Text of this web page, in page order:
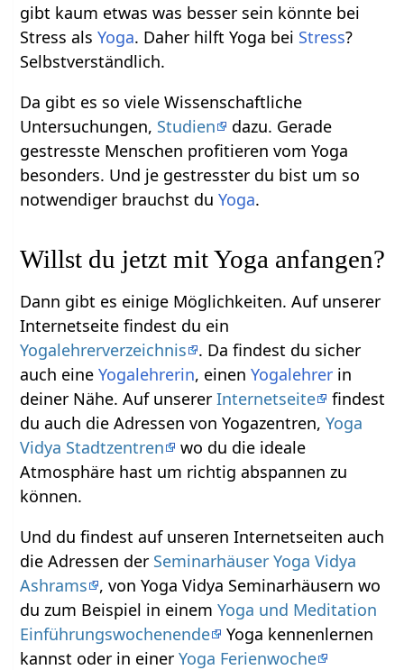
gibt kaum etwas was besser sein könnte bei
Stress alsYoga. Daher hilft Yoga bei Stress?
Selbstverständlich.
Da gibt es so viele Wissenschaftliche
Untersuchungen, Studien
dazu. Gerade
gestresste Menschen profitieren vom Yoga
besonders. Und je gestresster du bist um so
notwendiger brauchst duYoga.
Willst du jetzt mit Yoga anfangen?
Dann gibt es einige Möglichkeiten. Auf unserer
Internetseite findest du ein
Yogalehrerverzeichnis
. Da findest du sicher
auch eineYogalehrerin, einenYogalehrer in
deiner Nähe. Auf unsererInternetseite
findest
du auch die Adressen von Yogazentren,Yoga
Vidya Stadtzentren
wo du die ideale
Atmosphäre hast um richtig abspannen zu
können.
Und du findest auf unseren Internetseiten auch
die Adressen der Seminarhäuser Yoga Vidya
Ashrams
, von Yoga Vidya Seminarhäusern wo
du zum Beispiel in einemYoga und Meditation
Einführungswochenende
Yoga kennenlernen
kannst oder in einerYoga Ferienwoche